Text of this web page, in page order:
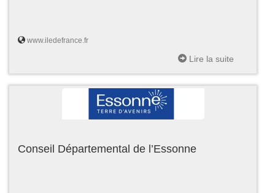
www.iledefrance.fr
Lire la suite
Conseil Départemental de l’Essonne